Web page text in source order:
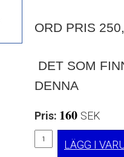
ORD PRIS
DET SOM
DENNA
Pris: 160 SEK
LÄGG I